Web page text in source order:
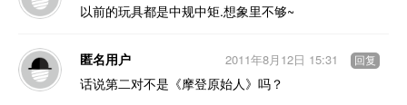
以前的玩具都是中规中矩.想象里不够~
匿名用户
话说第二对不是《摩登原始人》吗？
2011年8月12日 15:31 回复